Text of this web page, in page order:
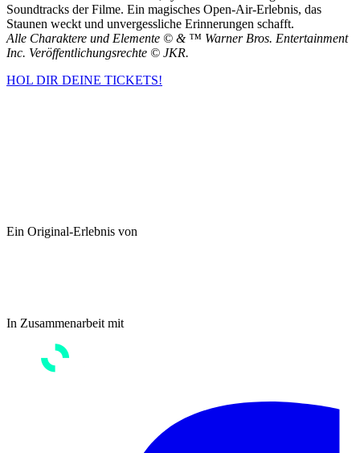
Soundtracks der Filme. Ein magisches Open-Air-Erlebnis, das
Staunen weckt und unvergessliche Erinnerungen schafft.
Alle Charaktere und Elemente © & ™ Warner Bros. Entertainment
Inc. Veröffentlichungsrechte © JKR.
HOL DIR DEINE TICKETS!
Ein Original-Erlebnis von
In Zusammenarbeit mit